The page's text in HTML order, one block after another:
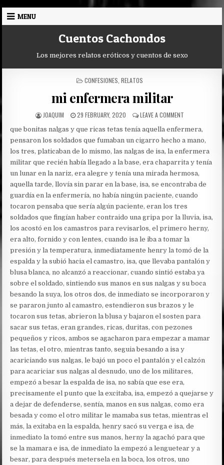
Skip
MENU
Cuentos Cachondos
Los mejores relatos eróticos y cuentos de sexo
POSTED
CONFESIONES RELATOS
mi enfermera militar
AUTHOR:
JOAQUIM
PUBLISHED
29 FEBRUARY, 2020 LEAVE A COMMENTON
ENFERMERA
MILITAR
que bonitas nalgas y que ricas tetas tenía aquella enfermera,
pensaron los soldados que fumaban un cigarro hecho a mano,
los tres, platicaban de lo mismo, las nalgas de isa, la enfermera
militar que recién había llegado a la base, era chaparrita y tenía
un lunar en la nariz, era alegre y tenía una mirada hermosa,
aquella tarde, llovía sin parar en la base, isa, se encontraba de
guardía en la enfermería, no había ningún paciente, cuando
tocaron pensaba que sería algún paciente, eran los tres
soldados que fingían haber contraido una gripa por la lluvia, isa,
los acostó en los camastros para revisarlos, el primero herny,
era alto, fornido y con lentes, cuando isa le iba a tomar la
presión y la temperatura, inmediatamente henry la tomó de la
espalda y la subió hacia el camastro, isa, que llevaba pantalón y
blusa blanca, no alcanzó a reaccionar, cuando sintió estaba ya
sobre el soldado, sintiendo sus manos en sus nalgas y su boca
besando la suya, los otros dos, de inmediato se incorporaron y
se pararon junto al camastro, estendieron sus brazos y le
tocaron sus tetas, abrieron la blusa y bajaron el sosten para
sacar sus tetas, eran grandes, ricas, duritas, con pezones
pequeños y ricos, ambos se agacharon para empezar a mamar
las tetas, el otro, mientras tanto, seguia besando a isa y
acariciando sus nalgas, le bajó un poco el pantalón y el calzón
para acariciar sus nalgas al desnudo, uno de los militares,
empezó a besar la espalda de isa, no sabía que ese era,
precisamente el punto que la excitaba, isa, empezó a quejarse y
a dejar de defenderse, sentía, manos en sus nalgas, como era
besada y como el otro militar le mamaba sus tetas, mientras el
más, la exitaba en la espalda, henry sacó su verga e isa, de
inmediato la tomó entre sus manos, herny la agachó para que
se la mamara e isa, de inmediato la empezó a lenguetear y a
besar, para después metersela en la boca, los otros, uno